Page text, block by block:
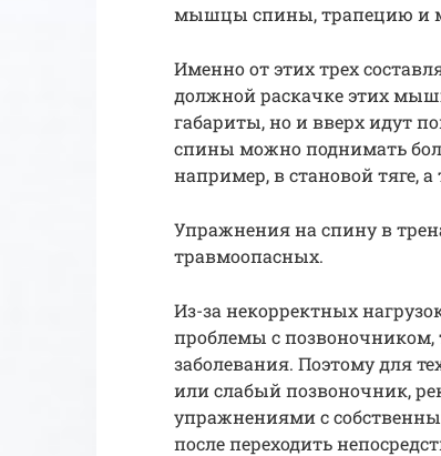
мышцы спины, трапецию и
Именно от этих трех
должной раскачке этих
габариты, но и вверх идут
спины можно поднимать
например, в становой тяге,
Упражнения на спину в
травмоопасных.
Из-за некорректных
проблемы с позвоночником,
заболевания. Поэтому для
или слабый позвоночник,
упражнениями с
после переходить